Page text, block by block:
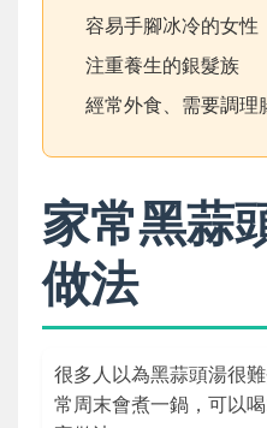
容易手腳冰冷的女性
注重養生的銀髮族
經常外食、需要調理
家常黑蒜
做法
很多人以為黑蒜頭湯很
常周末會煮一鍋，可以